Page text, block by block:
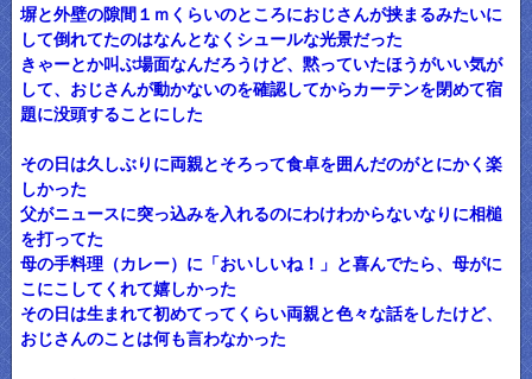
塀と外壁の隙間１ｍくらいのところにおじさんが挟まるみたいに
して倒れてたのはなんとなくシュールな光景だった
きゃーとか叫ぶ場面なんだろうけど、黙っていたほうがいい気が
して、おじさんが動かないのを確認してからカーテンを閉めて宿
題に没頭することにした
その日は久しぶりに両親とそろって食卓を囲んだのがとにかく楽
しかった
父がニュースに突っ込みを入れるのにわけわからないなりに相槌
を打ってた
母の手料理（カレー）に「おいしいね！」と喜んでたら、母がに
こにこしてくれて嬉しかった
その日は生まれて初めてってくらい両親と色々な話をしたけど、
おじさんのことは何も言わなかった